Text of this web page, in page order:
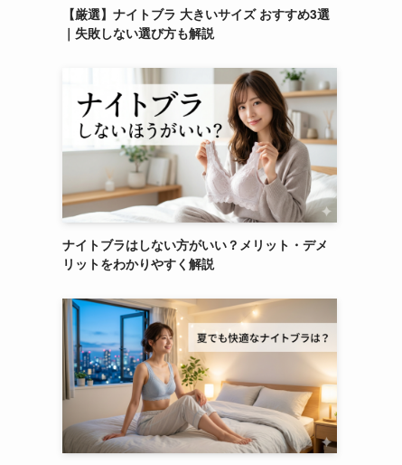
【厳選】ナイトブラ 大きいサイズ おすすめ3選
｜失敗しない選び方も解説
ナイトブラはしない方がいい？メリット・デメ
リットをわかりやすく解説